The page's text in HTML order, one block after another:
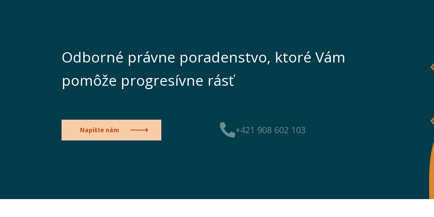
Odborné právne poradenstvo, ktoré Vám
pomôže progresívne rásť
+421 908 602 103
Napíšte nám